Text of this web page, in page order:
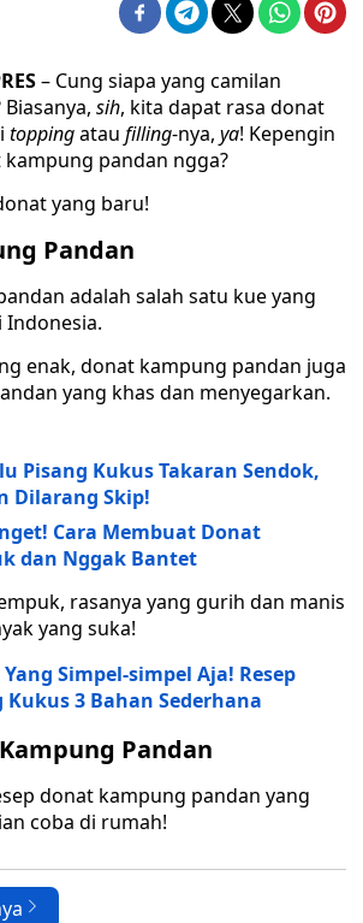
– Cung siapa yang camilan
sih, kita dapat rasa donat
toppingatau filling-nya, ya! Kepengin
pandan ngga?
yang baru!
Pandan
adalah salah satu kue yang
enak, donat kampung pandan juga
yang khas dan menyegarkan.
Pisang Kukus Takaran Sendok,
Dilarang Skip!
Cara Membuat Donat
dan Nggak Bantet
rasanya yang gurih dan manis
yang suka!
Yang Simpel-simpel Aja! Resep
Kukus 3 Bahan Sederhana
Pandan
donat kampung pandan yang
coba di rumah!